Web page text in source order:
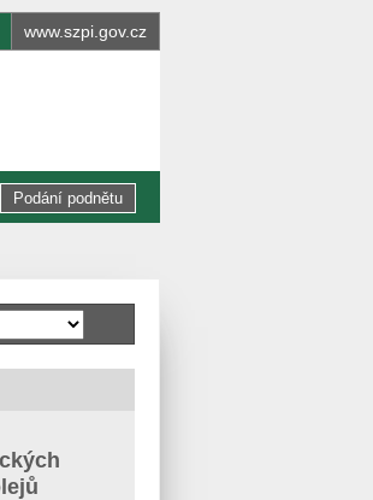
www.szpi.gov.cz
Podání podnětu